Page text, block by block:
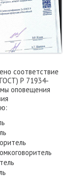
соответствие
Р 71934-
оповещения